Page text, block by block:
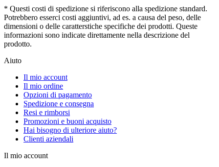
* Questi costi di spedizione si riferiscono alla spedizione standard.
Potrebbero esserci costi aggiuntivi, ad es. a causa del peso, delle
dimensioni o delle caratterstiche specifiche dei prodotti. Queste
informazioni sono indicate direttamente nella descrizione del
prodotto.
Aiuto
Il mio account
Il mio ordine
Opzioni di pagamento
Spedizione e consegna
Resi e rimborsi
Promozioni e buoni acquisto
Hai bisogno di ulteriore aiuto?
Clienti aziendali
Il mio account